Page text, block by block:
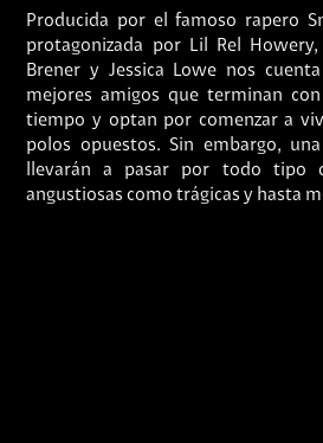
Producida por el famoso rapero
protagonizada por Lil Rel
Brener y Jessica Lowe nos
mejores amigos que terminan
tiempo y optan por comenzar a
polos opuestos. Sin embargo,
llevarán a pasar por todo tipo
angustiosas como trágicas y hasta